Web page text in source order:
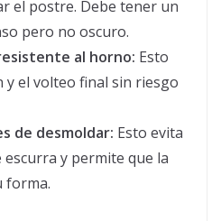
el postre. Debe tener un
pero no oscuro.
al horno: Esto
y el volteo final sin riesgo
de desmoldar: Esto evita
escurra y permite que la
forma.